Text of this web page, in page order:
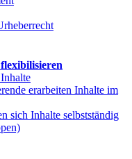
erarbeiten Inhalte im
sich Inhalte selbstständig